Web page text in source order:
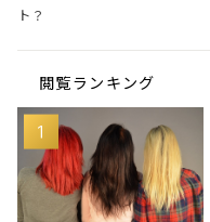
ト？
閲覧ランキング